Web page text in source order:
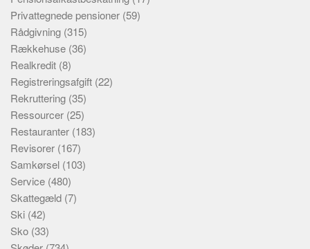
Privattegnede pensioner (59)
Rådgivning (315)
Rækkehuse (36)
Realkredit (8)
Registreringsafgift (22)
Rekruttering (35)
Ressourcer (25)
Restauranter (183)
Revisorer (167)
Samkørsel (103)
Service (480)
Skattegæld (7)
Ski (42)
Sko (33)